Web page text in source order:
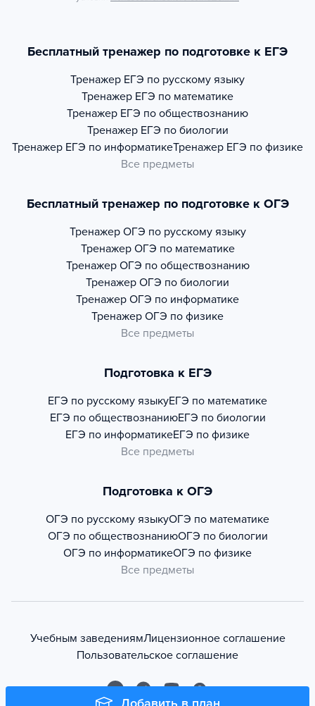
Бесплатный тренажер по подготовке к ЕГЭ
Тренажер ЕГЭ по русскому языку
Тренажер ЕГЭ по математике
Тренажер ЕГЭ по обществознанию
Тренажер ЕГЭ по биологии
Тренажер ЕГЭ по информатикеТренажер ЕГЭ по физике
Все предметы
Бесплатный тренажер по подготовке к ОГЭ
Тренажер ОГЭ по русскому языку
Тренажер ОГЭ по математике
Тренажер ОГЭ по обществознанию
Тренажер ОГЭ по биологии
Тренажер ОГЭ по информатике
Тренажер ОГЭ по физике
Все предметы
Подготовка к ЕГЭ
ЕГЭ по русскому языкуЕГЭ по математике
ЕГЭ по обществознаниюЕГЭ по биологии
ЕГЭ по информатикеЕГЭ по физике
Все предметы
Подготовка к ОГЭ
ОГЭ по русскому языкуОГЭ по математике
ОГЭ по обществознаниюОГЭ по биологии
ОГЭ по информатикеОГЭ по физике
Все предметы
Учебным заведениямЛицензионное соглашение
Пользовательское соглашение